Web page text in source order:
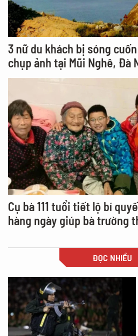
3 nữ du khách bị sóng
chụp ảnh tại Mũi Nghê, Đà
Cụ bà 111 tuổi tiết lộ bí
hàng ngày giúp bà trường
ĐỌC NHIỀU